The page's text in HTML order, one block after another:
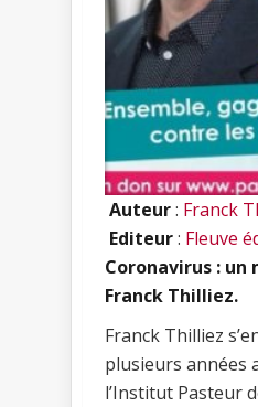
Auteur: Franck
Editeur: Fleuve
Coronavirus : un
Franck Thilliez.
Franck Thilliez
plusieurs années
l’Institut Pasteur